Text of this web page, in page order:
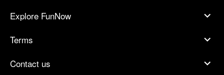
Explore FunNow
Terms
Contact us